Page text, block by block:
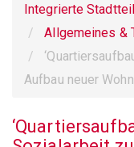
Integrierte
Allgemeines &
Aufbau neuer